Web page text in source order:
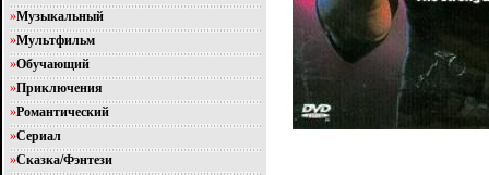
»Музыкальный
»Мультфильм
»Обучающий
»Приключения
»Романтический
»Сериал
»Сказка/Фэнтези